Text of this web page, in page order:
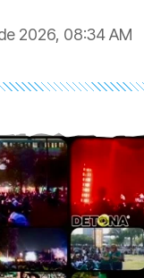
2026, 08:34 AM